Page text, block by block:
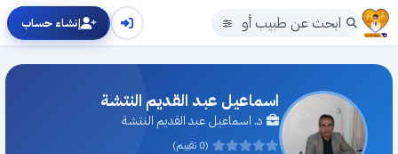
إنشاء حساب
اسماعيل عبد القديم النتشة
د. اسماعيل عبد القديم النتشة
(0 تقييم)